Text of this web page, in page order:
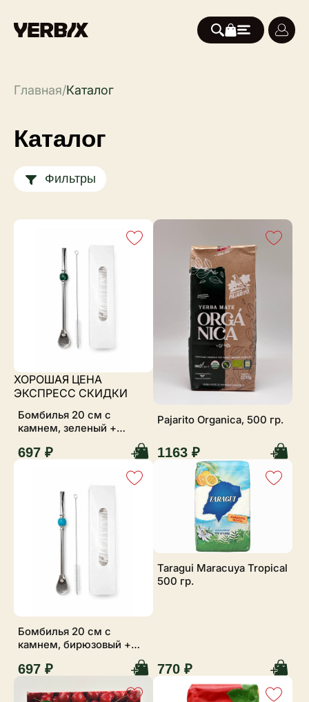
Главная/Каталог
Каталог
Фильтры
ХОРОШАЯ ЦЕНА
ЭКСПРЕСС СКИДКИ
Бомбилья 20 см с
камнем, зеленый +
697 ₽
Pajarito Organica, 500 гр.
1163 ₽
Бомбилья 20 см с
камнем, бирюзовый +
697 ₽
Taragui Maracuya Tropical
500 гр.
770 ₽